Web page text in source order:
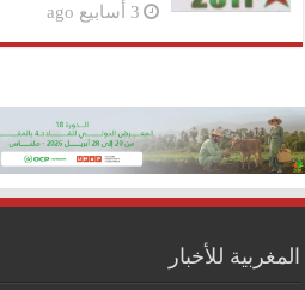
3 أسابيع ago
المغربية للأخبار